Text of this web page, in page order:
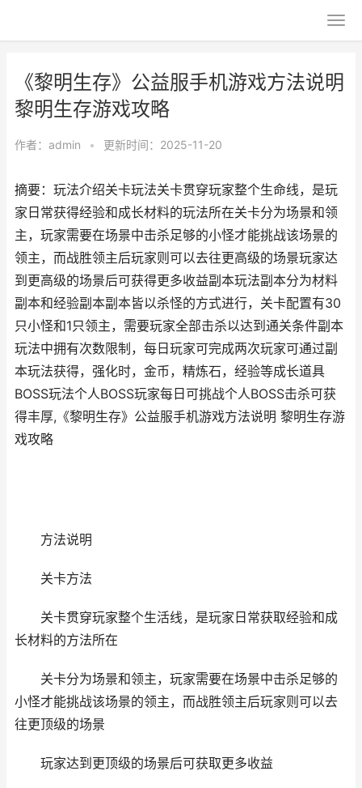
《黎明生存》公益服手机游戏方法说明
黎明生存游戏攻略
作者： admin • 更新时间：2025-11-20
摘要：玩法介绍关卡玩法关卡贯穿玩家整个生命线，是玩
家日常获得经验和成长材料的玩法所在关卡分为场景和领
主，玩家需要在场景中击杀足够的小怪才能挑战该场景的
领主，而战胜领主后玩家则可以去往更高级的场景玩家达
到更高级的场景后可获得更多收益副本玩法副本分为材料
副本和经验副本副本皆以杀怪的方式进行，关卡配置有30
只小怪和1只领主，需要玩家全部击杀以达到通关条件副本
玩法中拥有次数限制，每日玩家可完成两次玩家可通过副
本玩法获得，强化时，金币，精炼石，经验等成长道具
BOSS玩法个人BOSS玩家每日可挑战个人BOSS击杀可获
得丰厚,《黎明生存》公益服手机游戏方法说明 黎明生存游
戏攻略
方法说明
关卡方法
关卡贯穿玩家整个生活线，是玩家日常获取经验和成
长材料的方法所在
关卡分为场景和领主，玩家需要在场景中击杀足够的
小怪才能挑战该场景的领主，而战胜领主后玩家则可以去
往更顶级的场景
玩家达到更顶级的场景后可获取更多收益